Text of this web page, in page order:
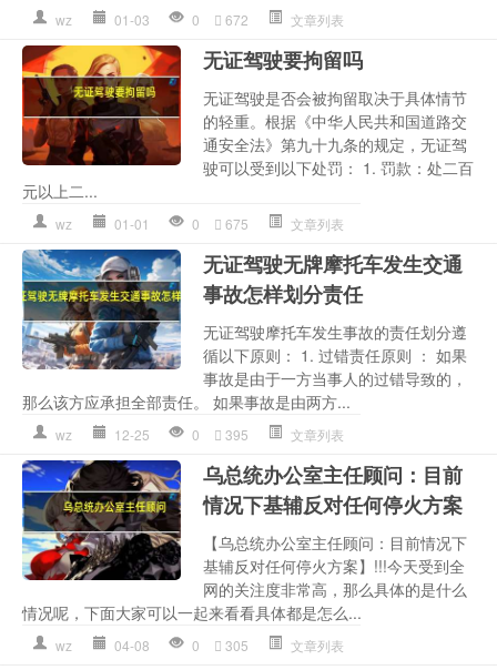
wz 01-03 0 672 文章列表
无证驾驶要拘留吗
无证驾驶是否会被拘留取决于具体情节
的轻重。根据《中华人民共和国道路交
通安全法》第九十九条的规定，无证驾
驶可以受到以下处罚： 1. 罚款：处二百
元以上二...
wz 01-01 0 675 文章列表
无证驾驶无牌摩托车发生交通
事故怎样划分责任
无证驾驶摩托车发生事故的责任划分遵
循以下原则： 1. 过错责任原则 ： 如果
事故是由于一方当事人的过错导致的，
那么该方应承担全部责任。 如果事故是由两方...
wz 12-25 0 395 文章列表
乌总统办公室主任顾问：目前
情况下基辅反对任何停火方案
【乌总统办公室主任顾问：目前情况下
基辅反对任何停火方案】!!!今天受到全
网的关注度非常高，那么具体的是什么
情况呢，下面大家可以一起来看看具体都是怎么...
wz 04-08 0 305 文章列表